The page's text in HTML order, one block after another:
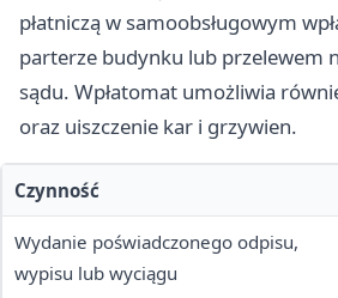
płatniczą w samoobsługowym
parterze budynku lub przelewem
sądu. Wpłatomat umożliwia
oraz uiszczenie kar i grzywien.
Czynność
Wydanie poświadczonego odpisu,
wypisu lub wyciągu